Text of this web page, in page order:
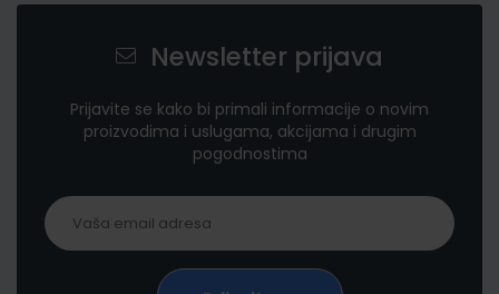
Newsletter prijava
Prijavite se kako bi primali informacije o novim
proizvodima i uslugama, akcijama i drugim
pogodnostima